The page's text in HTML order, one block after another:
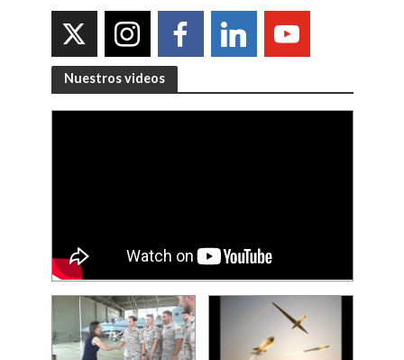
Nuestros videos